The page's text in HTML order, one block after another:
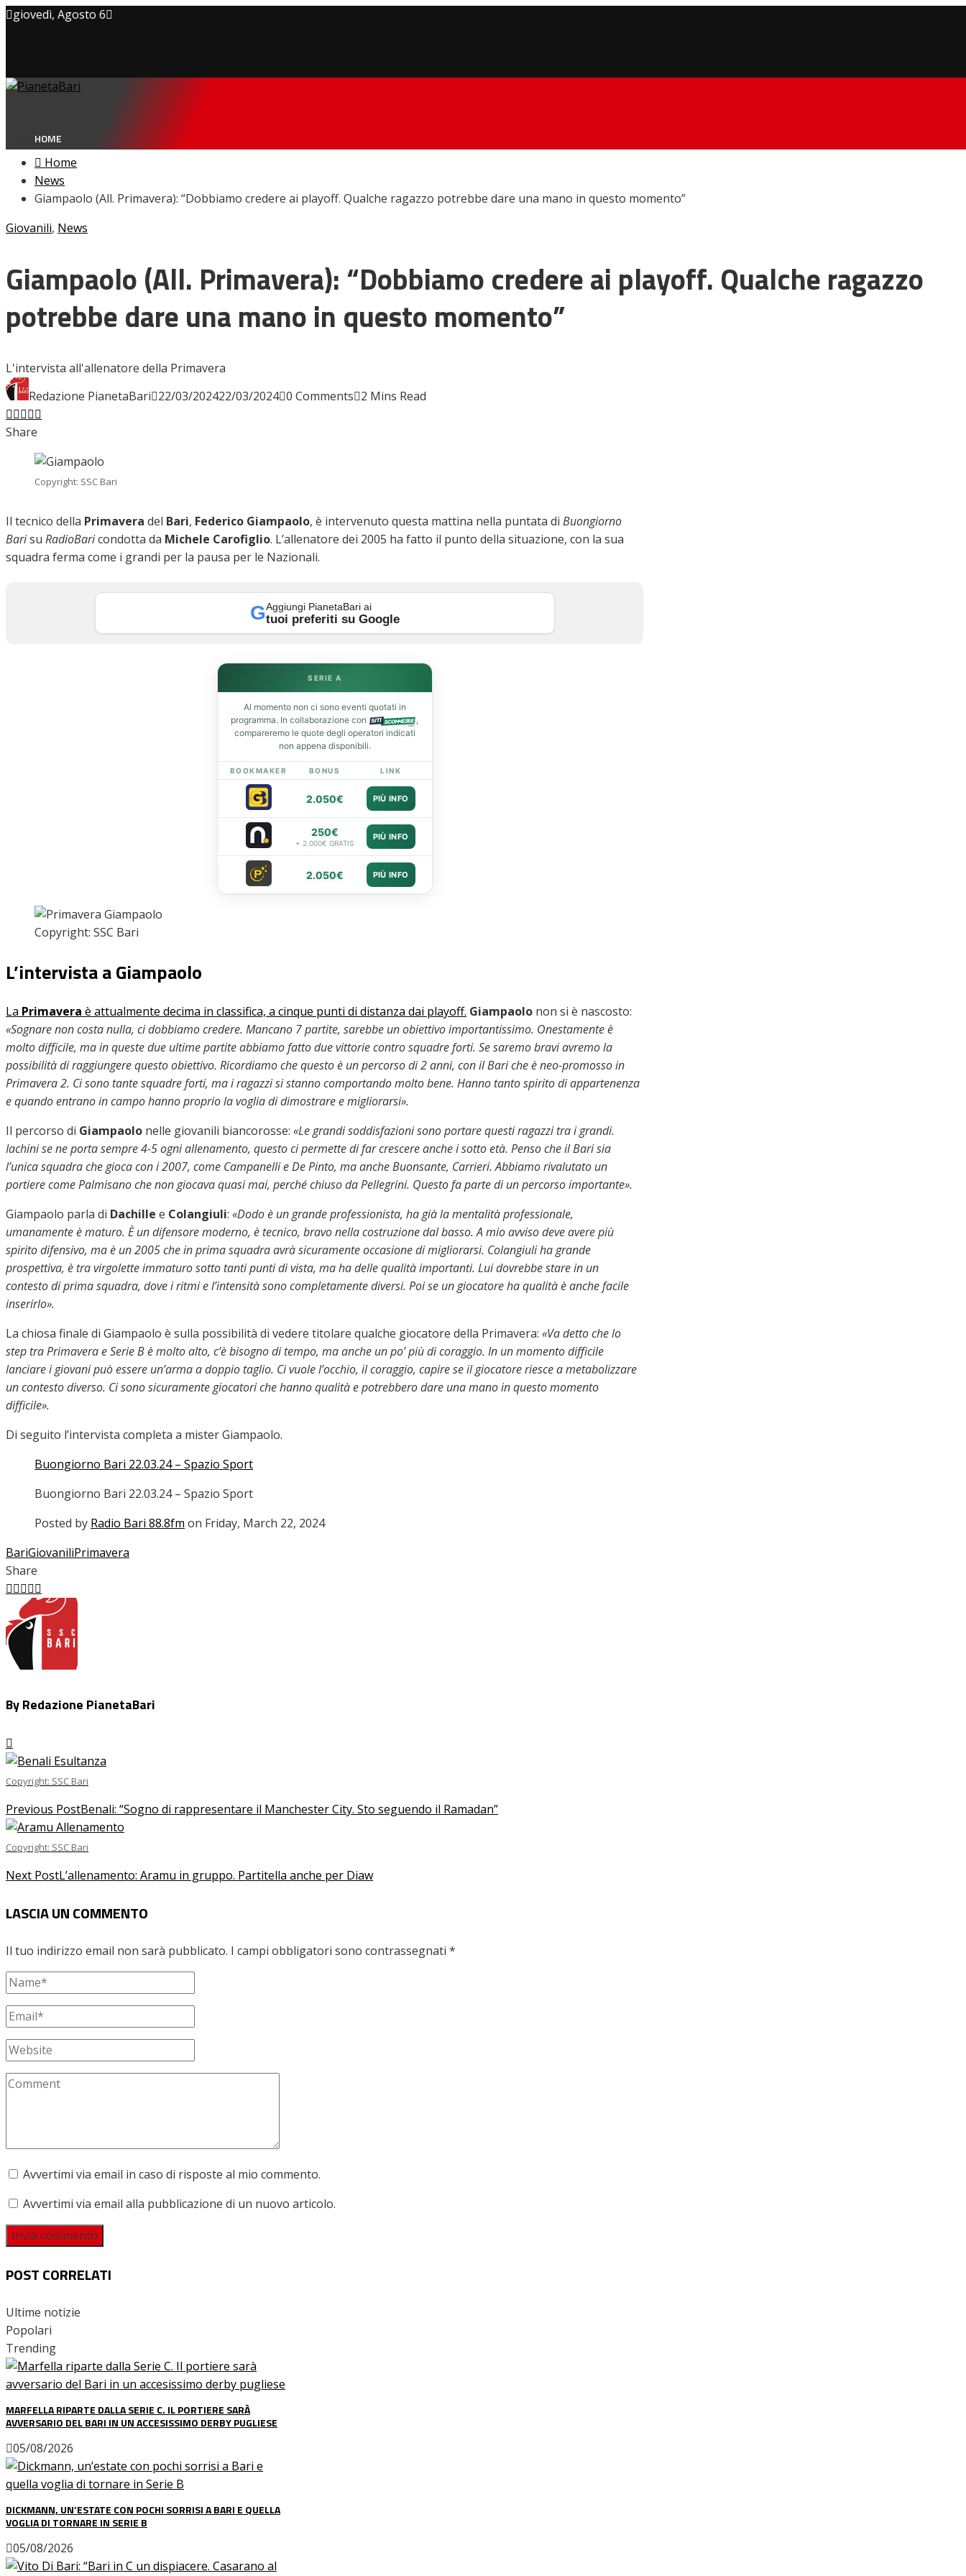
giovedì, Agosto 6
Cookie Policy
HOME
NEWS
Amarcord
Giovanili
Le pagelle
FOCUS
CALCIOMERCATO
Home
News
Giampaolo (All. Primavera): “Dobbiamo credere ai playoff. Qualche ragazzo potrebbe dare una mano in questo momento”
Giovanili, News
Giampaolo (All. Primavera): “Dobbiamo credere ai playoff. Qualche ragazzo
potrebbe dare una mano in questo momento”
L'intervista all'allenatore della Primavera
Redazione PianetaBari 22/03/202422/03/2024 0 Comments 2 Mins Read
Facebook
Twitter
LinkedIn
Pinterest
Stumbleupon
Share
Copyright: SSC Bari
Il tecnico della Primavera del Bari, Federico Giampaolo, è intervenuto questa mattina nella puntata di Buongiorno
Barisu RadioBaricondotta da Michele Carofiglio. L’allenatore dei 2005 ha fatto il punto della situazione, con la sua
squadra ferma come i grandi per la pausa per le Nazionali.
GAggiungi PianetaBari ai
tuoi preferiti su Google
SERIE A
Al momento non ci sono eventi quotati in
programma. In collaborazione con
,
compareremo le quote degli operatori indicati
non appena disponibili.
BOOKMAKER BONUS LINK
2.050€ PIÙ INFO
250€
+ 2.000€ GRATIS
PIÙ INFO
2.050€ PIÙ INFO
Copyright: SSC Bari
L’intervista a Giampaolo
La Primavera è attualmente decima in classifica, a cinque punti di distanza dai playoff. Giampaolo non si è nascosto:
«Sognare non costa nulla, ci dobbiamo credere. Mancano 7 partite, sarebbe un obiettivo importantissimo. Onestamente è
molto difficile, ma in queste due ultime partite abbiamo fatto due vittorie contro squadre forti. Se saremo bravi avremo la
possibilità di raggiungere questo obiettivo. Ricordiamo che questo è un percorso di 2 anni, con il Bari che è neo-promosso in
Primavera 2. Ci sono tante squadre forti, ma i ragazzi si stanno comportando molto bene. Hanno tanto spirito di appartenenza
e quando entrano in campo hanno proprio la voglia di dimostrare e migliorarsi».
Il percorso di Giampaolo nelle giovanili biancorosse: «Le grandi soddisfazioni sono portare questi ragazzi tra i grandi.
Iachini se ne porta sempre 4-5 ogni allenamento, questo ci permette di far crescere anche i sotto età. Penso che il Bari sia
l’unica squadra che gioca con i 2007, come Campanelli e De Pinto, ma anche Buonsante, Carrieri. Abbiamo rivalutato un
portiere come Palmisano che non giocava quasi mai, perché chiuso da Pellegrini. Questo fa parte di un percorso importante».
Giampaolo parla di Dachille e Colangiuli: «Dodo è un grande professionista, ha già la mentalità professionale,
umanamente è maturo. È un difensore moderno, è tecnico, bravo nella costruzione dal basso. A mio avviso deve avere più
spirito difensivo, ma è un 2005 che in prima squadra avrà sicuramente occasione di migliorarsi. Colangiuli ha grande
prospettiva, è tra virgolette immaturo sotto tanti punti di vista, ma ha delle qualità importanti. Lui dovrebbe stare in un
contesto di prima squadra, dove i ritmi e l’intensità sono completamente diversi. Poi se un giocatore ha qualità è anche facile
inserirlo».
La chiosa finale di Giampaolo è sulla possibilità di vedere titolare qualche giocatore della Primavera: «Va detto che lo
step tra Primavera e Serie B è molto alto, c’è bisogno di tempo, ma anche un po’ più di coraggio. In un momento difficile
lanciare i giovani può essere un’arma a doppio taglio. Ci vuole l’occhio, il coraggio, capire se il giocatore riesce a metabolizzare
un contesto diverso. Ci sono sicuramente giocatori che hanno qualità e potrebbero dare una mano in questo momento
difficile».
Di seguito l’intervista completa a mister Giampaolo.
Buongiorno Bari 22.03.24 – Spazio Sport
Buongiorno Bari 22.03.24 – Spazio Sport
Posted by Radio Bari 88.8fm on Friday, March 22, 2024
BariGiovaniliPrimavera
Share
Facebook
Twitter
LinkedIn
Pinterest
Stumbleupon
By Redazione PianetaBari
Copyright: SSC Bari
Previous PostBenali: “Sogno di rappresentare il Manchester City. Sto seguendo il Ramadan”
Copyright: SSC Bari
Next PostL’allenamento: Aramu in gruppo. Partitella anche per Diaw
LASCIA UN COMMENTO
Il tuo indirizzo email non sarà pubblicato. I campi obbligatori sono contrassegnati *
Avvertimi via email in caso di risposte al mio commento.
Avvertimi via email alla pubblicazione di un nuovo articolo.
POST CORRELATI
Ultime notizie
Popolari
Trending
MARFELLA RIPARTE DALLA SERIE C. IL PORTIERE SARÀ
AVVERSARIO DEL BARI IN UN ACCESISSIMO DERBY PUGLIESE
05/08/2026
DICKMANN, UN’ESTATE CON POCHI SORRISI A BARI E QUELLA
VOGLIA DI TORNARE IN SERIE B
05/08/2026